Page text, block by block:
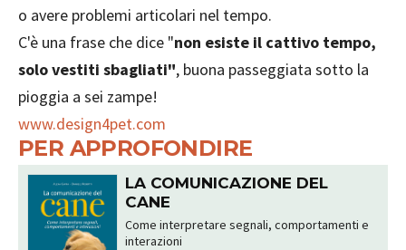
o avere problemi articolari nel tempo.
C'è una frase che dice "non esiste il cattivo tempo,
solo vestiti sbagliati", buona passeggiata sotto la
pioggia a sei zampe!
www.design4pet.com
PER APPROFONDIRE
LA COMUNICAZIONE DEL
CANE
Come interpretare segnali, comportamenti e
interazioni